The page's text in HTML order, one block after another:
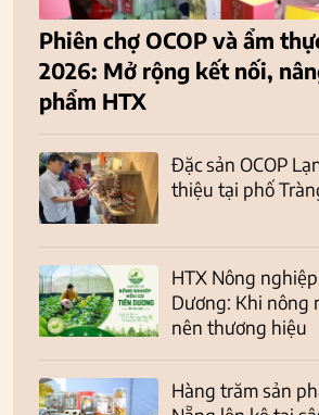
Phiên chợ OCOP và ẩm
2026: Mở rộng kết nối,
phẩm HTX
Đặc sản OCOP
thiệu tại phố
HTX Nông
Dương: Khi nông
nên thương hiệu
Hàng trăm sản